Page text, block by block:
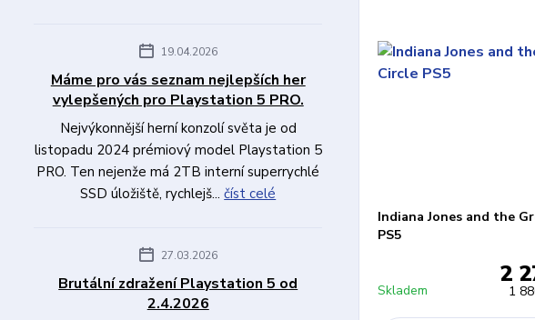
19.04.2026
Máme pro vás seznam nejlepších her
vylepšených pro Playstation 5 PRO.
Nejvýkonnější herní konzolí světa je od
listopadu 2024 prémiový model Playstation 5
PRO. Ten nejenže má 2TB interní superrychlé
SSD úložiště, rychlejš...číst celé
27.03.2026
Brutální zdražení Playstation 5 od
2.4.2026
Indiana Jones and the
PS5
2
1
Skladem